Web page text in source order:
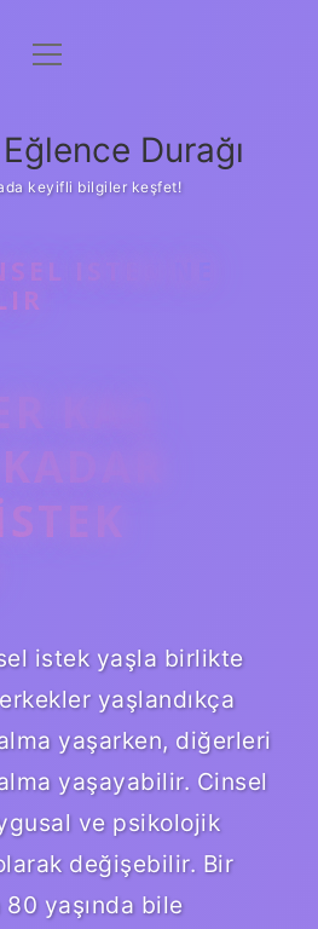
Anasayfa
Yasal Uyarı
menüyü
Durağı
keyifli bilgiler keşfet!
ISTEK NE
KAÇ
istek yaşla birlikte
yaşlandıkça
yaşarken, diğerleri
yaşayabilir. Cinsel
ve psikolojik
değişebilir. Bir
80 yaşında bile